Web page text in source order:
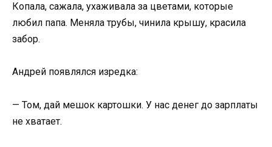
Копала, сажала, ухаживала за цветами, которые
любил папа. Меняла трубы, чинила крышу, красила
забор.
Андрей появлялся изредка:
— Том, дай мешок картошки. У нас денег до зарплаты
не хватает.